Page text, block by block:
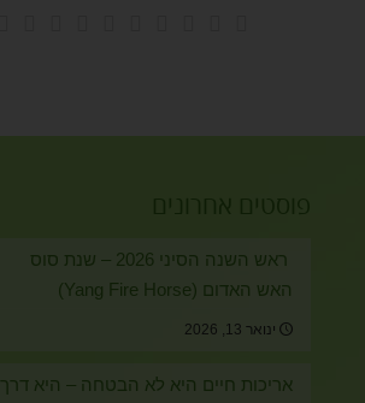
ראש השנה הסיני 2026 – שנת סוס
האש האדום (Yang Fire Horse)
ינואר 13, 2026
אריכות חיים היא לא הבטחה – היא דרך